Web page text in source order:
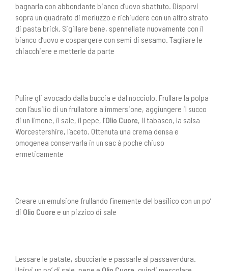
bagnarla con abbondante bianco d’uovo sbattuto. Disporvi
sopra un quadrato di merluzzo e richiudere con un altro strato
di pasta brick. Sigillare bene, spennellate nuovamente con il
bianco d’uovo e cospargere con semi di sesamo. Tagliare le
chiacchiere e metterle da parte
Pulire gli avocado dalla buccia e dal nocciolo. Frullare la polpa
con l’ausilio di un frullatore a immersione, aggiungere il succo
di un limone, il sale, il pepe, l’Olio Cuore, il tabasco, la salsa
Worcestershire, l’aceto. Ottenuta una crema densa e
omogenea conservarla in un sac à poche chiuso
ermeticamente
Creare un emulsione frullando finemente del basilico con un po’
di Olio Cuore e un pizzico di sale
Lessare le patate, sbucciarle e passarle al passaverdura.